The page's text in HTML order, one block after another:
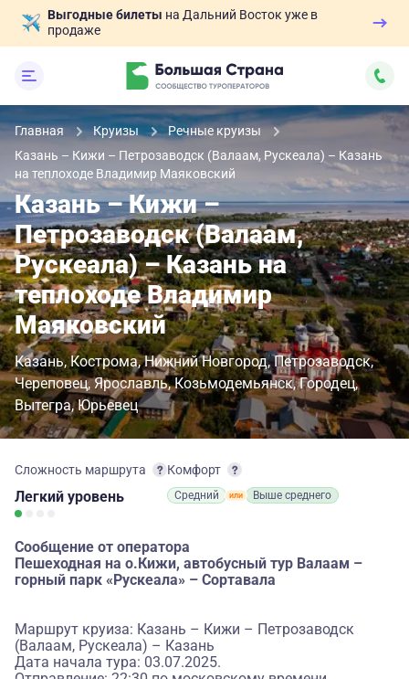
Выгодные билеты на Дальний Восток уже в
продаже
Главная Круизы
Речные круизы
Казань – Кижи – Петрозаводск (Валаам, Рускеала) – Казань
на теплоходе Владимир Маяковский
Казань – Кижи –
Петрозаводск (Валаам,
Рускеала) – Казань на
теплоходе Владимир
Маяковский
Казань Кострома Нижний Новгород Петрозаводск
Череповец Ярославль Козьмодемьянск Городец
Вытегра Юрьевец
Сложность маршрута
Легкий уровень
Комфорт
Средний Выше среднего
Сообщение от оператора
Пешеходная на о.Кижи, автобусный тур Валаам –
горный парк «Рускеала» – Сортавала
Маршрут круиза: Казань – Кижи – Петрозаводск
(Валаам, Рускеала) – Казань
Дата начала тура: 03.07.2025.